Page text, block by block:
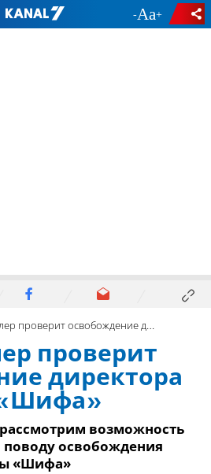
- +
освобождение директора больницы «Шифа»
проверит
директора
возможность
освобождения
«Шифа»